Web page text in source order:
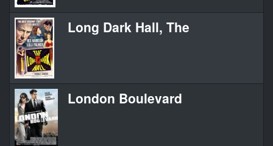
Long Dark Hall, The
London Boulevard